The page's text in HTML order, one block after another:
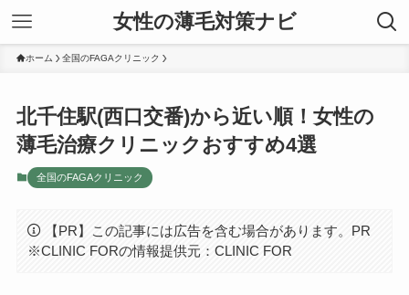
女性の薄毛対策ナビ
ホーム 全国のFAGAクリニック
北千住駅(西口交番)から近い順！女性の
薄毛治療クリニックおすすめ4選
全国のFAGAクリニック
【PR】この記事には広告を含む場合があります。PR
※CLINIC FORの情報提供元：CLINIC FOR